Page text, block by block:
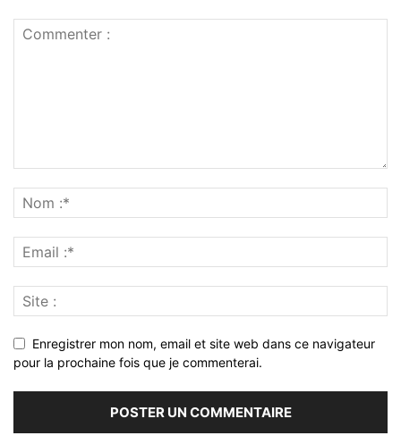
Enregistrer mon nom, email et site web dans ce navigateur
pour la prochaine fois que je commenterai.